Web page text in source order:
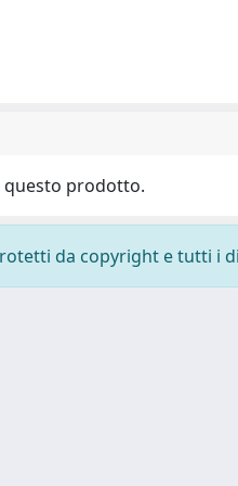
questo prodotto.
da copyright e tutti i